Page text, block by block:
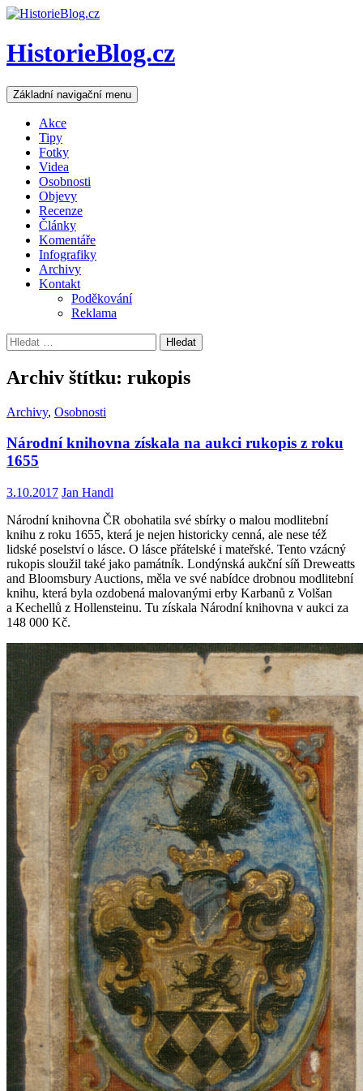
HistorieBlog.cz
Hledat
Základní navigační menu Přejít
k
Akce
Tipy
Fotky
Videa
Osobnosti
Objevy
Recenze
Články
Komentáře
Infografiky
Archivy
Kontakt
Poděkování
Reklama
Vyhledávání
Archiv štítku: rukopis
Archivy, Osobnosti
Národní knihovna získala na aukci rukopis z roku
1655
3.10.2017 Jan Handl
Národní knihovna ČR obohatila své sbírky o malou modlitební
knihu z roku 1655, která je nejen historicky cenná, ale nese též
lidské poselství o lásce. O lásce přátelské i mateřské. Tento vzácný
rukopis sloužil také jako památník. Londýnská aukční síň Dreweatts
and Bloomsbury Auctions, měla ve své nabídce drobnou modlitební
knihu, která byla ozdobená malovanými erby Karbanů z Volšan
a Kechellů z Hollensteinu. Tu získala Národní knihovna v aukci za
148 000 Kč.